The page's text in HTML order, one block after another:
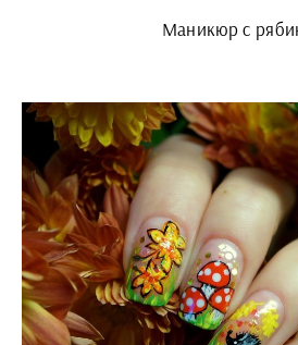
Маникюр с